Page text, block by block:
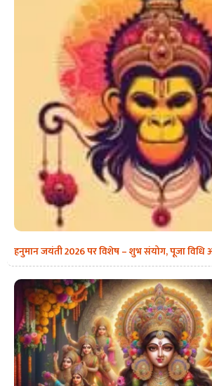
हनुमान जयंती 2026 पर विशेष – शुभ संयोग, पूजा विधि